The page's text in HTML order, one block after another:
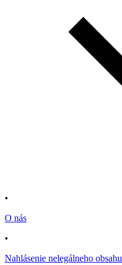
•
O nás
•
Nahlásenie nelegálneho obsahu